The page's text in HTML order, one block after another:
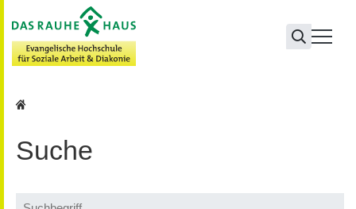
Suche